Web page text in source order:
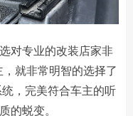
对专业的改装店家非
就非常明智的选择了
，完美符合车主的听
的蜕变。